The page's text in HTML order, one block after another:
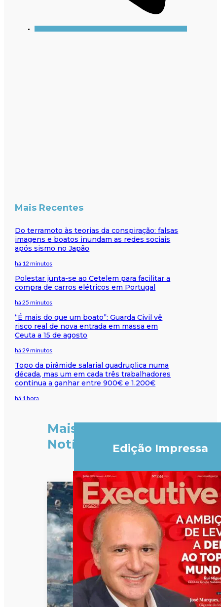
Mais Recentes
Do terramoto às teorias da conspiração: falsas
imagens e boatos inundam as redes sociais
após sismo no Japão
há 12 minutos
Polestar junta-se ao Cetelem para facilitar a
compra de carros elétricos em Portugal
há 25 minutos
“É mais do que um boato”: Guarda Civil vê
risco real de nova entrada em massa em
Ceuta a 15 de agosto
há 29 minutos
Topo da pirâmide salarial quadruplica numa
década, mas um em cada três trabalhadores
continua a ganhar entre 900€ e 1.200€
há 1 hora
Mais
Notícias
Edição Impressa